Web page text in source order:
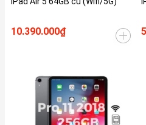
10.390.000₫